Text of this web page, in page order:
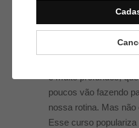
estou envolvida com
relacionados, e como
poderia estar? A
e muito profundos,
poucos vão fazendo
nossa rotina. Mas não
Esse curso populariza